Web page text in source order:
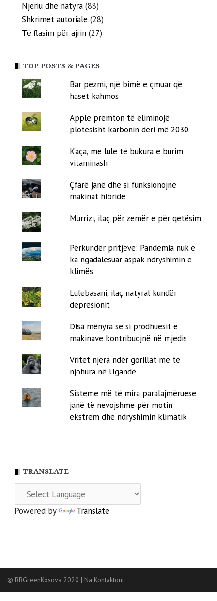
Njeriu dhe natyra (88)
Shkrimet autoriale (28)
Të flasim për ajrin (27)
TOP POSTS & PAGES
Bar pezmi, një bimë e çmuar që
haset kahmos
Apple premton të eliminojë
plotësisht karbonin deri më 2030
Kaça, me lule të bukura e burim
vitaminash
Çfarë janë dhe si funksionojnë
makinat hibride
Murrizi, ilaç për zemër e për qetësim
Përkundër pritjeve: Pandemia nuk e
ka ngadalësuar aspak ndryshimin e
klimës
Lulebasani, ilaç natyral kundër
depresionit
Disa mënyra se si prodhuesit e
makinave kontribuojnë në mjedis
Vritet njëra ndër gorillat më të
njohura në Ugandë
Sisteme më të mira paralajmëruese
janë të nevojshme për motin
ekstrem dhe ndryshimin klimatik
TRANSLATE
Powered by Translate
© BBGreenKosova 2020 | Na Kontaktoni